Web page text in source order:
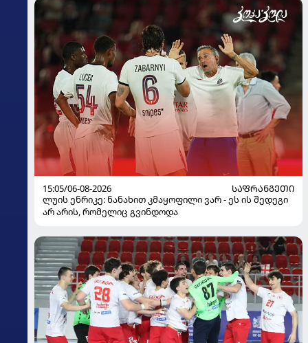
15:05/06-08-2026
ᲡᲐᲤᲠᲐᲜᲒᲔᲗᲘ
ლუის ენრიკე: ნანახით კმაყოფილი ვარ - ეს ის შედეგი
არ არის, რომელიც გვინდოდა